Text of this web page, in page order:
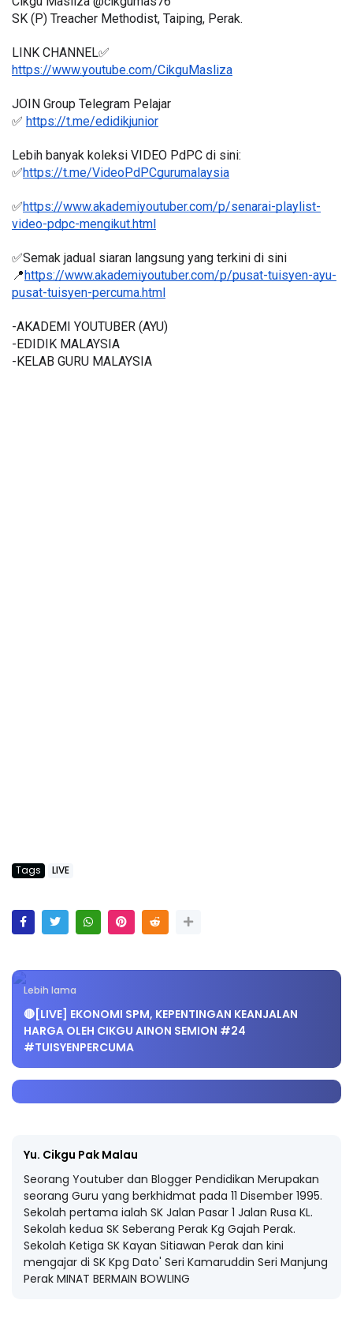
SK (P) Treacher Methodist, Taiping, Perak.
LINK CHANNEL✅
https://www.youtube.com/CikguMasliza
JOIN Group Telegram Pelajar
✅ https://t.me/edidikjunior
Lebih banyak koleksi VIDEO PdPC di sini:
✅https://t.me/VideoPdPCgurumalaysia
✅https://www.akademiyoutuber.com/p/senarai-playlist-
video-pdpc-mengikut.html
✅Semak jadual siaran langsung yang terkini di sini
📍https://www.akademiyoutuber.com/p/pusat-tuisyen-ayu-
pusat-tuisyen-percuma.html
-AKADEMI YOUTUBER (AYU)
-EDIDIK MALAYSIA
-KELAB GURU MALAYSIA
Tags LIVE
Lebih lama
🔴[LIVE] EKONOMI SPM, KEPENTINGAN KEANJALAN
HARGA OLEH CIKGU AINON SEMION #24
#TUISYENPERCUMA
Yu. Cikgu Pak Malau
Seorang Youtuber dan Blogger Pendidikan Merupakan
seorang Guru yang berkhidmat pada 11 Disember 1995.
Sekolah pertama ialah SK Jalan Pasar 1 Jalan Rusa KL.
Sekolah kedua SK Seberang Perak Kg Gajah Perak.
Sekolah Ketiga SK Kayan Sitiawan Perak dan kini
mengajar di SK Kpg Dato' Seri Kamaruddin Seri Manjung
Perak MINAT BERMAIN BOWLING